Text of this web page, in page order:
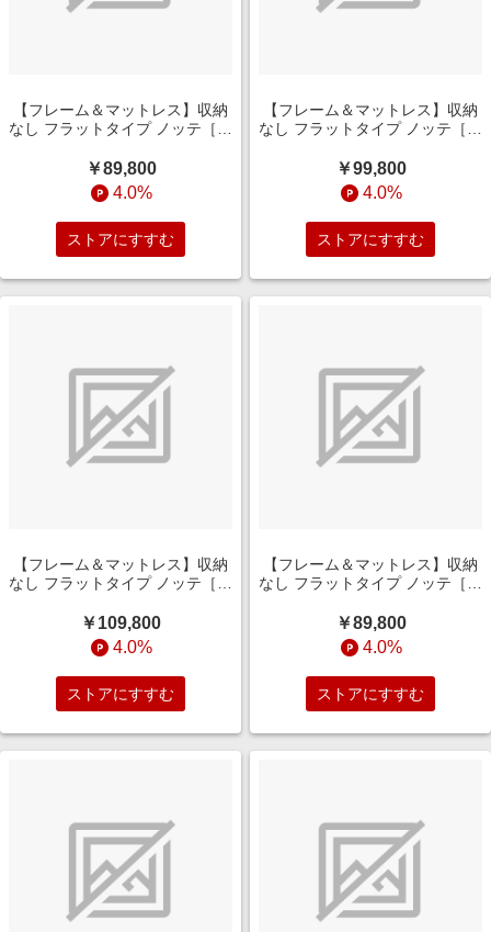
【フレーム＆マットレス】収納
なし フラットタイプ ノッテ［レ
レス P5HGD824(シングルサイ
ズ/ダークブラウン)
￥89,800
4.0%
ストアにすすむ
【フレーム＆マットレス】収納
なし フラットタイプ ノッテ［レ
レス P5HGD824(セミダブルサ
イズ/ダークブラウン)
￥99,800
4.0%
ストアにすすむ
【フレーム＆マットレス】収納
なし フラットタイプ ノッテ［レ
レス P5HGD824(ダブルサイズ/
ダークブラウン)
￥109,800
4.0%
ストアにすすむ
【フレーム＆マットレス】収納
なし フラットタイプ ノッテ［レ
レス P5HGD824(シングルサイ
ズ/グレージュ)
￥89,800
4.0%
ストアにすすむ